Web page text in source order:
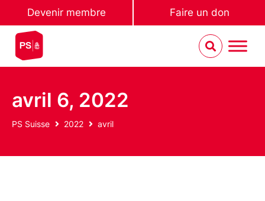
Devenir membre Faire un don
avril 6, 2022
PS Suisse 2022 avril